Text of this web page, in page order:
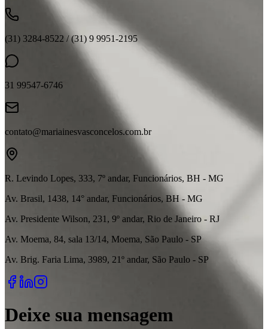
(31) 3284-8522 / (31) 9 9951-2195
31 99547-6746
contato@mariainesvasconcelos.com.br
R. Levindo Lopes, 333, 7º andar, Funcionários, BH - MG
Av. Brasil, 1438, 14° andar, Funcionários, BH - MG
Av. Presidente Wilson, 231, 9º andar, Rio de Janeiro - RJ
Av. Moema, 84, sala 13/14, Moema, São Paulo - SP
Av. Brig. Faria Lima, 3989, 21º andar, São Paulo - SP
Deixe sua mensagem